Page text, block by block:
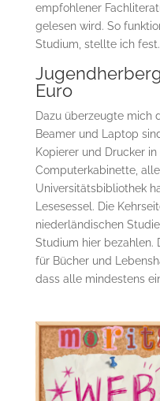
empfohlener
gelesen wird. So
Studium, stellte ich fest.
Euro
Dazu überzeugte mich
Beamer und Laptop
Kopierer und Drucker
Computerkabinette,
Universitätsbibliothek
Lesesessel. Die
niederländischen
Studium hier bezahlen.
für Bücher und
dass alle mindestens